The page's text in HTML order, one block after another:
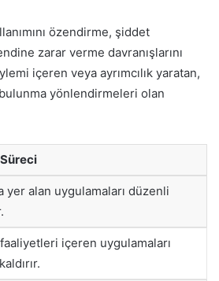
özendirme, şiddet
zarar verme davranışlarını
içeren veya ayrımcılık yaratan,
yönlendirmeleri olan
yer alan uygulamaları düzenli
içeren uygulamaları